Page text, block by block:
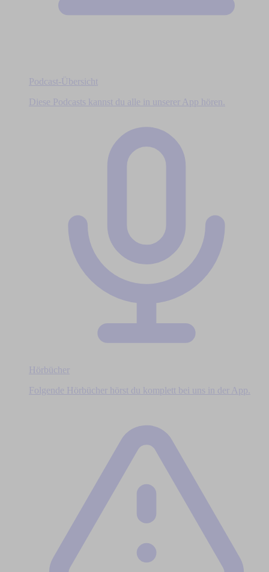
Podcast-Übersicht
Diese Podcasts kannst du alle in unserer App hören.
Hörbücher
Folgende Hörbücher hörst du komplett bei uns in der App.